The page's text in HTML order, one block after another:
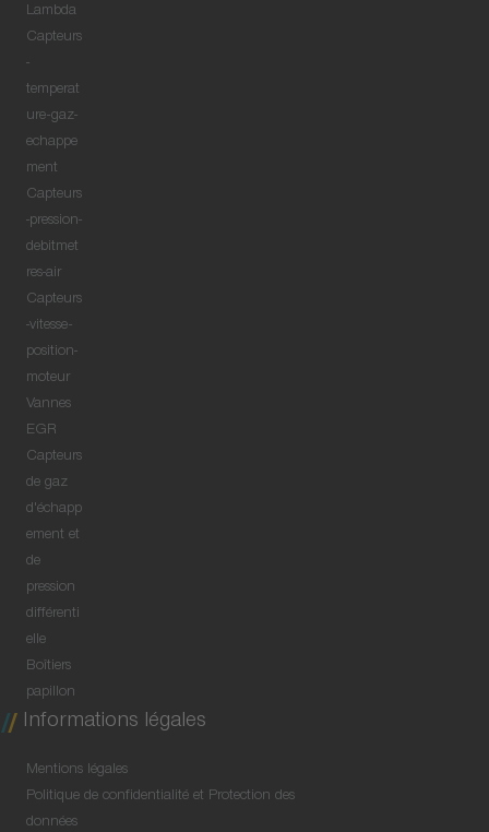
Lambda
Capteurs
-
temperat
ure-gaz-
echappe
ment
Capteurs
-pression-
debitmet
res-air
Capteurs
-vitesse-
position-
moteur
Vannes
EGR
Capteurs
de gaz
d'échapp
ement et
de
pression
différenti
elle
Boîtiers
papillon
Informations légales
Mentions légales
Politique de confidentialité et Protection des
données